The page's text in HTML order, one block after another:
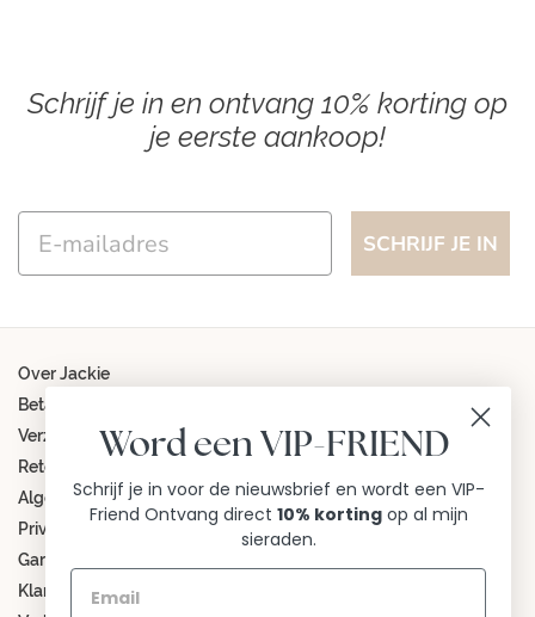
Schrijf je in en ontvang 10% korting op
je eerste aankoop!
SCHRIJF JE IN
Over Jackie
Betaalmethoden
Verzending
Retourneren
Algemene voorwaarden
Privacy beleid
Garantiebepalingen
Klantenservice
Word een VIP-FRIEND
Schrijf je in voor de nieuwsbrief en wordt een VIP-
Friend Ontvang direct 10% kortingop al mijn
sieraden.